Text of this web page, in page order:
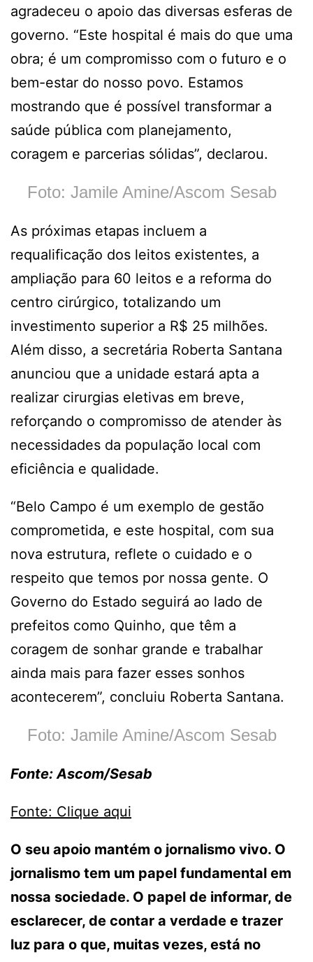
agradeceu o apoio das diversas esferas de
governo. “Este hospital é mais do que uma
obra; é um compromisso com o futuro e o
bem-estar do nosso povo. Estamos
mostrando que é possível transformar a
saúde pública com planejamento,
coragem e parcerias sólidas”, declarou.
Foto: Jamile Amine/Ascom Sesab
As próximas etapas incluem a
requalificação dos leitos existentes, a
ampliação para 60 leitos e a reforma do
centro cirúrgico, totalizando um
investimento superior a R$ 25 milhões.
Além disso, a secretária Roberta Santana
anunciou que a unidade estará apta a
realizar cirurgias eletivas em breve,
reforçando o compromisso de atender às
necessidades da população local com
eficiência e qualidade.
“Belo Campo é um exemplo de gestão
comprometida, e este hospital, com sua
nova estrutura, reflete o cuidado e o
respeito que temos por nossa gente. O
Governo do Estado seguirá ao lado de
prefeitos como Quinho, que têm a
coragem de sonhar grande e trabalhar
ainda mais para fazer esses sonhos
acontecerem”, concluiu Roberta Santana.
Foto: Jamile Amine/Ascom Sesab
Fonte: Ascom/Sesab
Fonte: Clique aqui
O seu apoio mantém o jornalismo vivo. O
jornalismo tem um papel fundamental em
nossa sociedade. O papel de informar, de
esclarecer, de contar a verdade e trazer
luz para o que, muitas vezes, está no